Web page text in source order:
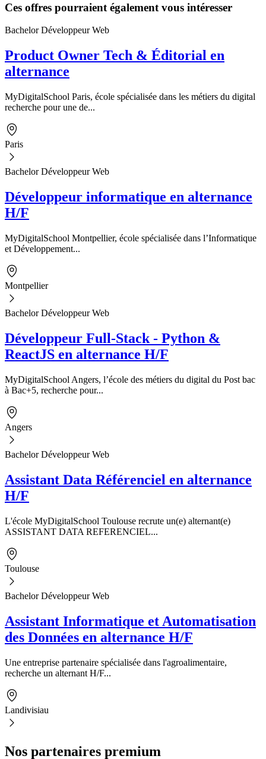
Ces offres pourraient également vous intéresser
Bachelor Développeur Web
Product Owner Tech & Éditorial en
alternance
MyDigitalSchool Paris, école spécialisée dans les métiers du digital
recherche pour une de...
Paris
Bachelor Développeur Web
Développeur informatique en alternance
H/F
MyDigitalSchool Montpellier, école spécialisée dans l’Informatique
et Développement...
Montpellier
Bachelor Développeur Web
Développeur Full-Stack - Python &
ReactJS en alternance H/F
MyDigitalSchool Angers, l’école des métiers du digital du Post bac
à Bac+5, recherche pour...
Angers
Bachelor Développeur Web
Assistant Data Référenciel en alternance
H/F
L'école MyDigitalSchool Toulouse recrute un(e) alternant(e)
ASSISTANT DATA REFERENCIEL...
Toulouse
Bachelor Développeur Web
Assistant Informatique et Automatisation
des Données en alternance H/F
Une entreprise partenaire spécialisée dans l'agroalimentaire,
recherche un alternant H/F...
Landivisiau
Nos partenaires premium